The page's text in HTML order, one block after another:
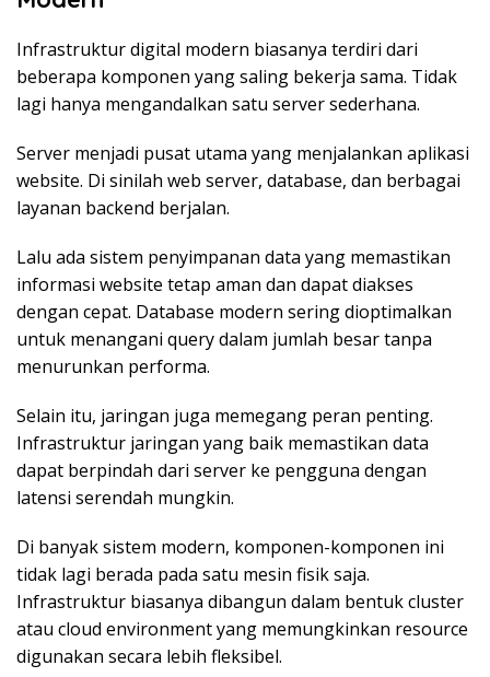
Infrastruktur digital modern biasanya terdiri dari
beberapa komponen yang saling bekerja sama. Tidak
lagi hanya mengandalkan satu server sederhana.
Server menjadi pusat utama yang menjalankan aplikasi
website. Di sinilah web server, database, dan berbagai
layanan backend berjalan.
Lalu ada sistem penyimpanan data yang memastikan
informasi website tetap aman dan dapat diakses
dengan cepat. Database modern sering dioptimalkan
untuk menangani query dalam jumlah besar tanpa
menurunkan performa.
Selain itu, jaringan juga memegang peran penting.
Infrastruktur jaringan yang baik memastikan data
dapat berpindah dari server ke pengguna dengan
latensi serendah mungkin.
Di banyak sistem modern, komponen-komponen ini
tidak lagi berada pada satu mesin fisik saja.
Infrastruktur biasanya dibangun dalam bentuk cluster
atau cloud environment yang memungkinkan resource
digunakan secara lebih fleksibel.